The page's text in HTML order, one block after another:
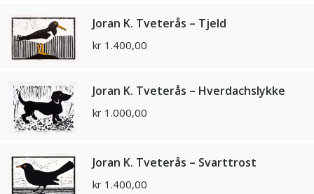
Joran K. Tveterås – Tjeld
kr 1.400,00
Joran K. Tveterås – Hverdachslykke
kr 1.000,00
Joran K. Tveterås – Svarttrost
kr 1.400,00